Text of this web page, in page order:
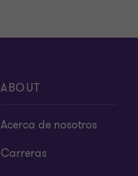
ABOUT
Acerca de nosotros
Carreras